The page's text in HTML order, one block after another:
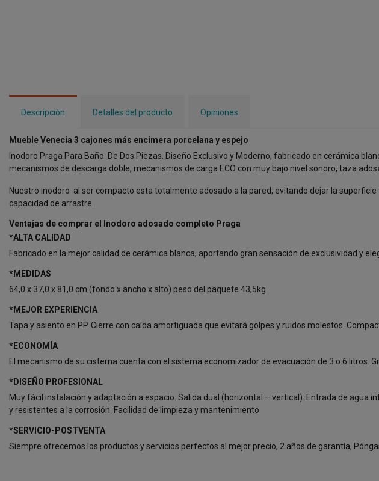
Descripción Detalles del producto Opiniones
Mueble Venecia 3 cajones más encimera porcelana y espejo
Inodoro Praga Para Baño. De Dos Piezas. Diseño Exclusivo y Moderno, fabricado en cerámica
mecanismos de descarga doble, mecanismos de carga ECO con muy bajo nivel sonoro, taza
Nuestro inodoro al ser compacto esta totalmente adosado a la pared, evitando dejar la
capacidad de arrastre.
Ventajas de comprar el Inodoro adosado completo Praga
*ALTA CALIDAD
Fabricado en la mejor calidad de cerámica blanca, aportando gran sensación de exclusividad y
*MEDIDAS
64,0 x 37,0 x 81,0 cm (fondo x ancho x alto) peso del paquete 43,5kg
*MEJOR EXPERIENCIA
Tapa y asiento en PP. Cierre con caída amortiguada que evitará golpes y ruidos molestos.
*ECONOMÍA
El mecanismo de su cisterna cuenta con el sistema economizador de evacuación de 3 o 6
*DISEÑO PROFESIONAL
Muy fácil instalación y adaptación a espacio. Salida dual (horizontal – vertical). Entrada de
y resistentes a la corrosión. Facilidad de limpieza y mantenimiento
*SERVICIO-POSTVENTA
Siempre ofrecemos los productos y servicios perfectos al mejor precio, 2 años de garantía,